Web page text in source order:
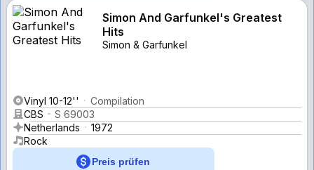
Simon And Garfunkel's Greatest
Hits
Simon & Garfunkel
Vinyl 10-12''
Compilation
CBS
S 69003
Netherlands
1972
Rock
Preis prüfen